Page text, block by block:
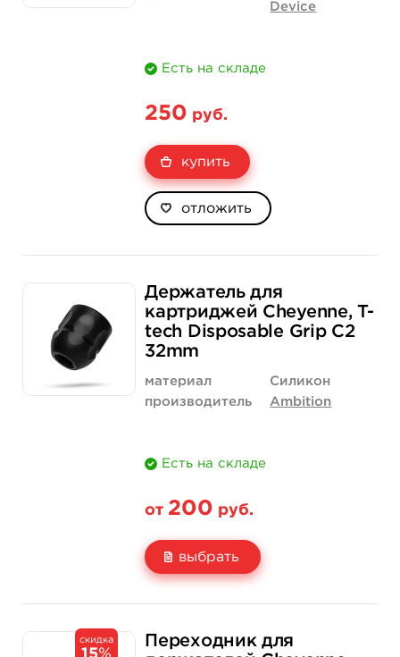
Device
Есть на складе
250 руб.
купить
отложить
Держатель для
картриджей Cheyenne, T-
tech Disposable Grip C2
32mm
материал
Силикон
производитель
Ambition
Есть на складе
от 200 руб.
выбрать
200 руб.
скидка
Переходник для